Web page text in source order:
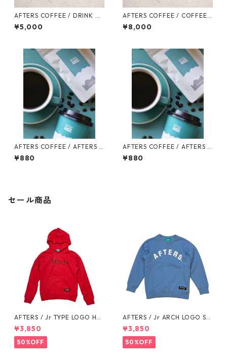
AFTERS COFFEE / DRINK CA
RD
¥5,000
AFTERS COFFEE / COFFEE
BEANS CARD
¥8,000
AFTERS COFFEE / AFTERS B
LEND MATSUMOTO 100g
¥880
AFTERS COFFEE / AFTERS B
LEND 100g
¥880
セール商品
AFTERS / Jr TYPE LOGO HO
ODIE
¥3,850
50%OFF
AFTERS / Jr ARCH LOGO SW
EAT
¥3,850
50%OFF